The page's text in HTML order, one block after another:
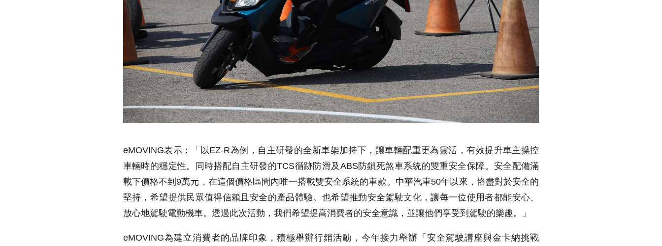
eMOVING表示：「以EZ-R為例，自主研發的全新車架加持下，讓車輛配重更為靈活，有效提升車主操控
車輛時的穩定性。同時搭配自主研發的TCS循跡防滑及ABS防鎖死煞車系統的雙重安全保障。安全配備滿
載下價格不到9萬元，在這個價格區間內唯一搭載雙安全系統的車款。中華汽車50年以來，恪盡對於安全的
堅持，希望提供民眾值得信賴且安全的產品體驗。也希望推動安全駕駛文化，讓每一位使用者都能安心、
放心地駕駛電動機車。透過此次活動，我們希望提高消費者的安全意識，並讓他們享受到駕駛的樂趣。」
eMOVING為建立消費者的品牌印象，積極舉辦行銷活動，今年接力舉辦「安全駕駛講座與金卡納挑戰